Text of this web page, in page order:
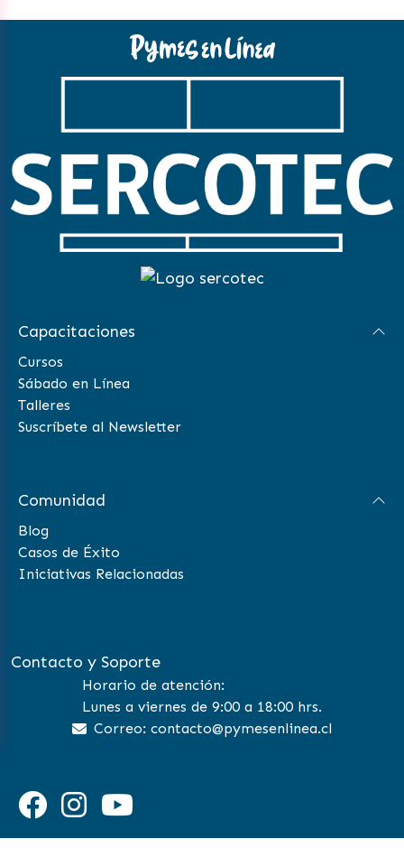
Capacitaciones
Cursos
Sábado en Línea
Talleres
Suscríbete al Newsletter
Comunidad
Blog
Casos de Éxito
Iniciativas Relacionadas
Contacto y Soporte
Horario de atención:
Lunes a viernes de 9:00 a 18:00 hrs.
Correo: contacto@pymesenlinea.cl